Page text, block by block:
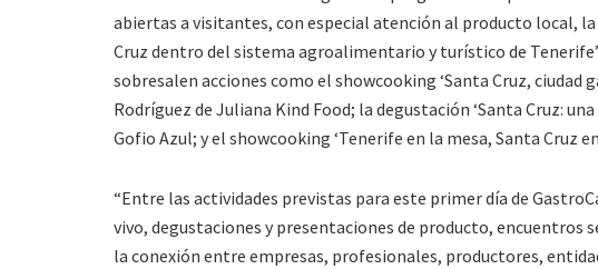
abiertas a visitantes, con especial atención al producto local,
Cruz dentro del sistema agroalimentario y turístico de
sobresalen acciones como el showcooking ‘Santa Cruz,
Rodríguez de Juliana Kind Food; la degustación ‘Santa Cruz:
Gofio Azul; y el showcooking ‘Tenerife en la mesa, Santa Cruz
“Entre las actividades previstas para este primer día de
vivo, degustaciones y presentaciones de producto,
la conexión entre empresas, profesionales, productores,